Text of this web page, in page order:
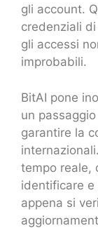
gli account.
credenziali
gli accessi
improbabili.
BitAI pone
un
garantire la
tempo reale,
identificare e
appena si